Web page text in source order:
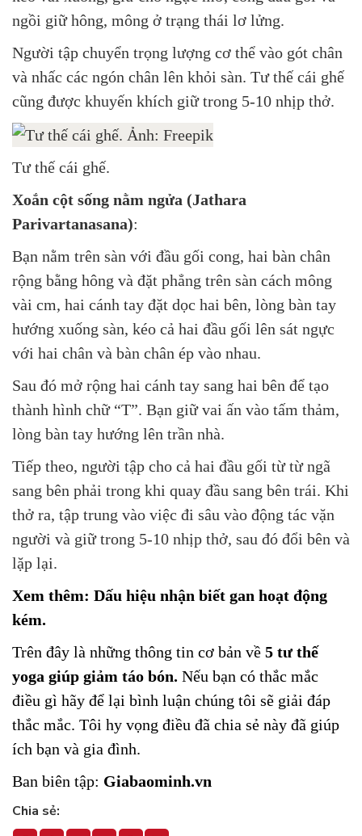
ngồi giữ hông, mông ở trạng thái lơ lửng.
Người tập chuyển trọng lượng cơ thể vào gót chân
và nhấc các ngón chân lên khỏi sàn. Tư thế cái ghế
cũng được khuyến khích giữ trong 5-10 nhịp thở.
Tư thế cái ghế.
Xoắn cột sống nằm ngửa (Jathara
Parivartanasana):
Bạn nằm trên sàn với đầu gối cong, hai bàn chân
rộng bằng hông và đặt phẳng trên sàn cách mông
vài cm, hai cánh tay đặt dọc hai bên, lòng bàn tay
hướng xuống sàn, kéo cả hai đầu gối lên sát ngực
với hai chân và bàn chân ép vào nhau.
Sau đó mở rộng hai cánh tay sang hai bên để tạo
thành hình chữ “T”. Bạn giữ vai ấn vào tấm thảm,
lòng bàn tay hướng lên trần nhà.
Tiếp theo, người tập cho cả hai đầu gối từ từ ngã
sang bên phải trong khi quay đầu sang bên trái. Khi
thở ra, tập trung vào việc đi sâu vào động tác vặn
người và giữ trong 5-10 nhịp thở, sau đó đổi bên và
lặp lại.
Xem thêm: Dấu hiệu nhận biết gan hoạt động
kém.
Trên đây là những thông tin cơ bản về 5 tư thế
yoga giúp giảm táo bón. Nếu bạn có thắc mắc
điều gì hãy để lại bình luận chúng tôi sẽ giải đáp
thắc mắc. Tôi hy vọng điều đã chia sẻ này đã giúp
ích bạn và gia đình.
Ban biên tập: Giabaominh.vn
Chia sẻ: